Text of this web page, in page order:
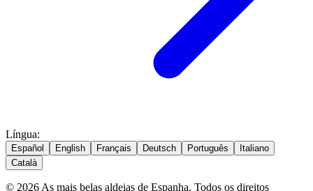
Língua:
Español English Français Deutsch Português
Italiano
Català
© 2026 As mais belas aldeias de Espanha. Todos os direitos